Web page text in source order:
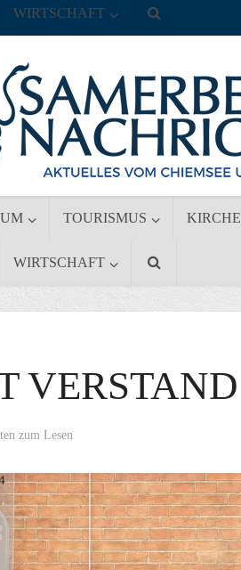
TOURISMUS KIRCHE
WIRTSCHAFT
WIRTSCHAFT
VERSTAND
zum Lesen